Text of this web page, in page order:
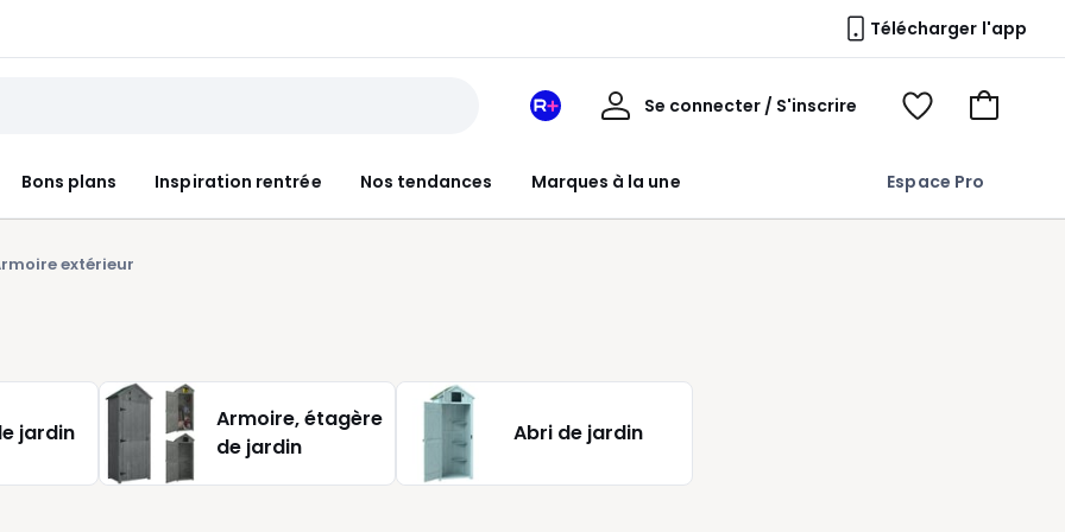
Télécharger l'app
Bons plans Inspiration rentrée Nos tendances Marques à la une Espace Pro
Mon
Redoute
Se connecter / S'inscrire
Mon
Voir
Voir
extérieur
jardin
Armoire, étagère
de jardin
Abri de jardin